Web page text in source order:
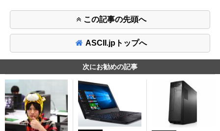
この記事の先頭へ
ASCII.jpトップへ
次にお勧めの記事